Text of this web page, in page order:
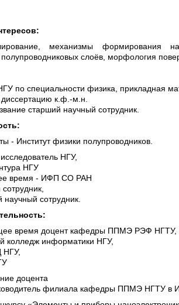
механизмы формирования
слоёв, морфология
по специальности физика, прикладная
к.ф.-м.н.
старший научный сотрудник.
- Институт физики полупроводников.
НГУ,
НГУ
время - ИФП СО РАН
научный сотрудник.
время доцент кафедры ППМЭ РЭФ НГТУ,
колледж информатики НГУ,
НГУ,
доцента
филиала кафедры ППМЭ НГТУ